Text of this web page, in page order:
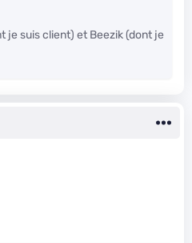
je suis client) et Beezik (dont je